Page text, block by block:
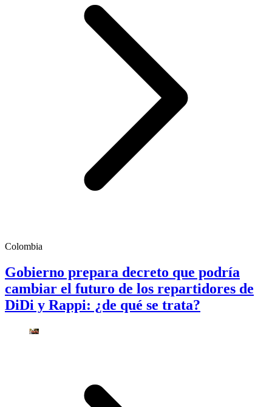
Colombia
Gobierno prepara decreto que podría
cambiar el futuro de los repartidores de
DiDi y Rappi: ¿de qué se trata?